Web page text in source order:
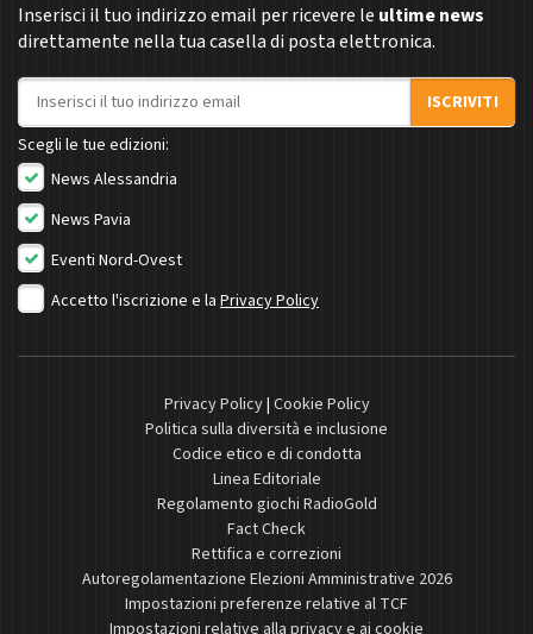
Inserisci il tuo indirizzo email per ricevere le ultime news
direttamente nella tua casella di posta elettronica.
Indirizzo email
ISCRIVITI
Scegli le tue edizioni:
News Alessandria
News Pavia
Eventi Nord-Ovest
Accetto l'iscrizione e la Privacy Policy
Privacy Policy| Cookie Policy
Politica sulla diversità e inclusione
Codice etico e di condotta
Linea Editoriale
Regolamento giochi RadioGold
Fact Check
Rettifica e correzioni
Autoregolamentazione Elezioni Amministrative 2026
Impostazioni preferenze relative al TCF
Impostazioni relative alla privacy e ai cookie